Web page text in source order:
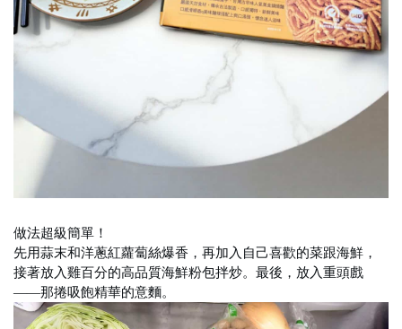
做法超級簡單！
先用蒜末和洋蔥紅蘿蔔絲爆香，再加入自己喜歡的菜跟海鮮，
接著放入雞百分的高品質海鮮粉包拌炒。最後，放入重頭戲
——那捲吸飽精華的意麵。